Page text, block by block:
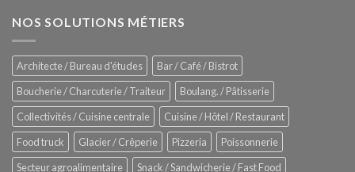
de
Zitrux
–
Hygiène
totale
automatisée
NOS SOLUTIONS MÉTIERS
Architecte / Bureau d'études
Bar / Café / Bistrot
Boucherie / Charcuterie / Traiteur
Boulang. / Pâtisserie
Collectivités / Cuisine centrale
Cuisine / Hôtel / Restaurant
Food truck
Glacier / Crêperie Pizzeria
Poissonnerie
Secteur agroalimentaire
Snack / Sandwicherie / Fast Food